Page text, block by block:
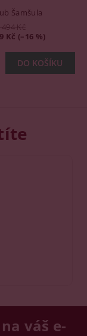
Šamšula
494 Kč
Kč (–16 %)
váš e-